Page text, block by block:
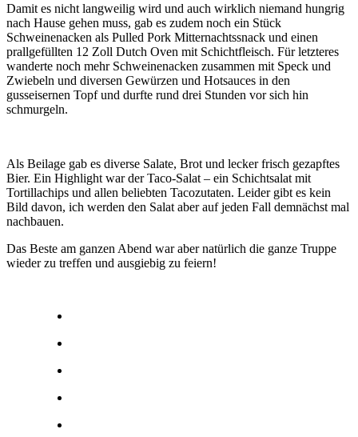
Damit es nicht langweilig wird und auch wirklich niemand hungrig
nach Hause gehen muss, gab es zudem noch ein Stück
Schweinenacken als Pulled Pork Mitternachtssnack und einen
prallgefüllten 12 Zoll Dutch Oven mit Schichtfleisch. Für letzteres
wanderte noch mehr Schweinenacken zusammen mit Speck und
Zwiebeln und diversen Gewürzen und Hotsauces in den
gusseisernen Topf und durfte rund drei Stunden vor sich hin
schmurgeln.
Als Beilage gab es diverse Salate, Brot und lecker frisch gezapftes
Bier. Ein Highlight war der Taco-Salat – ein Schichtsalat mit
Tortillachips und allen beliebten Tacozutaten. Leider gibt es kein
Bild davon, ich werden den Salat aber auf jeden Fall demnächst mal
nachbauen.
Das Beste am ganzen Abend war aber natürlich die ganze Truppe
wieder zu treffen und ausgiebig zu feiern!